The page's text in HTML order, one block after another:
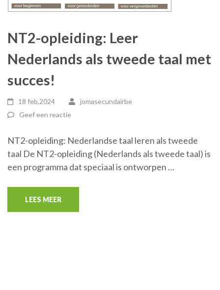
NT2-opleiding: Leer
Nederlands als tweede taal met
succes!
18 feb,2024
jomasecundairbe
Geef een reactie
NT2-opleiding: Nederlandse taal leren als tweede
taal De NT2-opleiding (Nederlands als tweede taal) is
een programma dat speciaal is ontworpen …
LEES MEER